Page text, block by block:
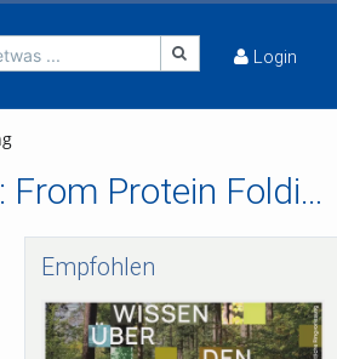
... Login
Modeling of Equilibrium and Non-Equilibrium Time-Series Data: From Protein Folding to Weather Forecasting
Empfohlen